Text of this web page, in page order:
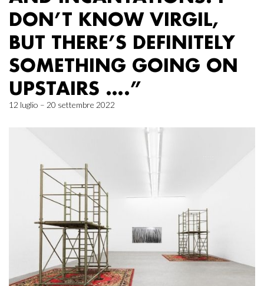
DON’T KNOW VIRGIL,
BUT THERE’S DEFINITELY
SOMETHING GOING ON
UPSTAIRS ….”
12 luglio – 20 settembre 2022